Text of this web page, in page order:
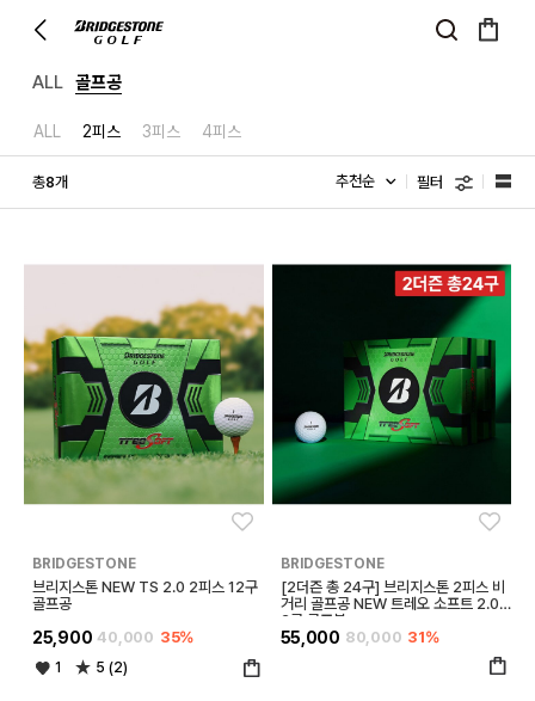
ALL 골프공
ALL 2피스 3피스 4피스
총8개 필터
BRIDGESTONE
브리지스톤 NEW TS 2.0 2피스 12구
골프공
25,900 40,000 35%
1 5 (2)
BRIDGESTONE
[2더즌 총 24구] 브리지스톤 2피스 비
거리 골프공 NEW 트레오 소프트 2.0 1
2구 골프볼
55,000 80,000 31%